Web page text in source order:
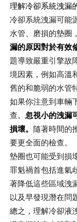
理解冷卻系統洩漏
冷卻系統洩漏可能
水管、磨損的墊圈
漏的原因對於有效
題導致嚴重引擎故
境因素，例如高溫
舊的和脆弱的水管
如果你注意到車輛
查。 忽視小的洩漏
損壞。 隨著時間的
要更全面的檢查。
墊圈也可能受到損
罪魁禍首包括進氣
著降低這些區域洩
以及早發現潛在問
總之，理解冷卻液